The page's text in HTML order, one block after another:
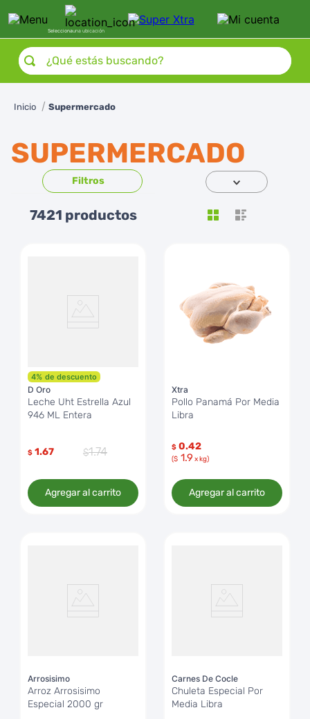
Seleccionauna ubicación
tu pedido de SúperXtra
¿Qué estás buscando?
Supermercado
SUPERMERCADO
7421 productos
4% de descuento
D Oro
Leche Uht Estrella Azul
946 ML Entera
$ 1.67 1.74
Agregar al carrito
Xtra
Pollo Panamá Por Media
Libra
$ 0.42
($ 1.9 x kg)
Agregar al carrito
Arrosisimo
Arroz Arrosisimo
Especial 2000 gr
Carnes De Cocle
Chuleta Especial Por
Media Libra